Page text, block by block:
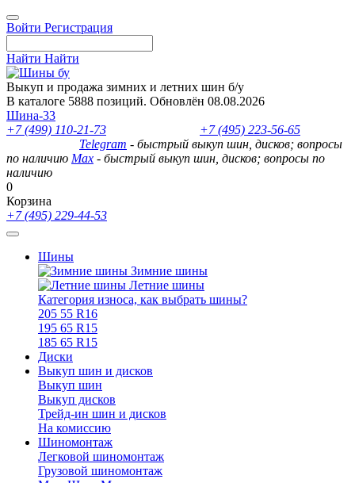
Войти Регистрация
Найти Найти
Выкуп и продажа зимних и летних шин б/у
В каталоге 5888 позиций. Обновлён 08.08.2026
Шина-33
+7 (499) 110-21-73
+7 (495) 223-56-65
Telegram - быстрый выкуп шин, дисков; вопросы
по наличию Max - быстрый выкуп шин, дисков; вопросы по
наличию
0
Корзина
+7 (495) 229-44-53
Шины
Зимние шины
Летние шины
Категория износа, как выбрать шины?
205 55 R16
195 65 R15
185 65 R15
Диски
Выкуп шин и дисков
Выкуп шин
Выкуп дисков
Трейд-ин шин и дисков
На комиссию
Шиномонтаж
Легковой шиномонтаж
Грузовой шиномонтаж